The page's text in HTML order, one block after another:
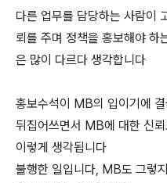
다른 업무를 담당하는 사람이
뢰를 주며 정책을 홍보해야 하
은 많이 다르다 생각합니다
홍보수석이 MB의 입이기에
뒤집어쓰면서 MB에 대한 신
이렇게 생각됩니다
불행한 일입니다, MB도 그렇